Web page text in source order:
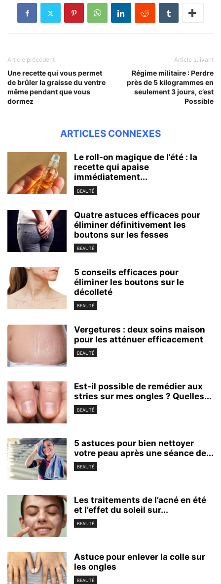
Article précédent
Une recette qui vous permet
de brûler la graisse du ventre
même pendant que vous
dormez
Article suivant
Régime militaire : Perdre
près de 5 kilogrammes en
seulement 3 jours, c’est
Possible
ARTICLES CONNEXES
Le roll-on magique de l’été : la
recette qui apaise
immédiatement...
BEAUTÉ
Quatre astuces efficaces pour
éliminer définitivement les
boutons sur les fesses
BEAUTÉ
5 conseils efficaces pour
éliminer les boutons sur le
décolleté
BEAUTÉ
Vergetures : deux soins maison
pour les atténuer efficacement
BEAUTÉ
Est-il possible de remédier aux
stries sur mes ongles ? Quelles...
BEAUTÉ
5 astuces pour bien nettoyer
votre peau après une séance de...
BEAUTÉ
Les traitements de l’acné en été
et l’effet du soleil sur...
BEAUTÉ
Astuce pour enlever la colle sur
les ongles
BEAUTÉ